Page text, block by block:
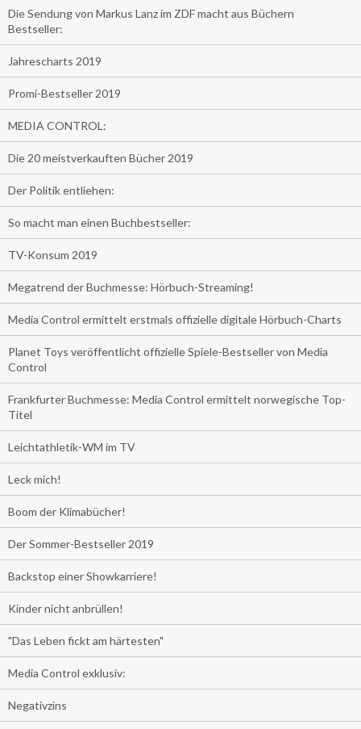
Die Sendung von Markus Lanz im ZDF macht aus Büchern
Bestseller:
Jahrescharts 2019
Promi-Bestseller 2019
MEDIA CONTROL:
Die 20 meistverkauften Bücher 2019
Der Politik entliehen:
So macht man einen Buchbestseller:
TV-Konsum 2019
Megatrend der Buchmesse: Hörbuch-Streaming!
Media Control ermittelt erstmals offizielle digitale Hörbuch-Charts
Planet Toys veröffentlicht offizielle Spiele-Bestseller von Media
Control
Frankfurter Buchmesse: Media Control ermittelt norwegische Top-
Titel
Leichtathletik-WM im TV
Leck mich!
Boom der Klimabücher!
Der Sommer-Bestseller 2019
Backstop einer Showkarriere!
Kinder nicht anbrüllen!
"Das Leben fickt am härtesten"
Media Control exklusiv:
Negativzins